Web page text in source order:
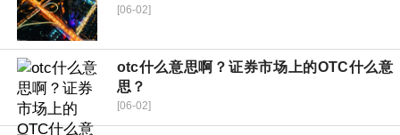
[06-02]
otc什么意思啊？证券市场上的OTC什么意
思？
[06-02]